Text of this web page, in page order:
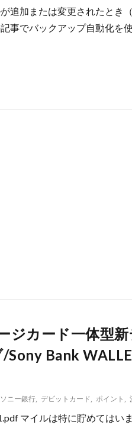
追加または変更されたとき
事でバックアップ自動化を
ジカード一体型
Sony Bank
ソニー銀行 デビットカード ポイント
マイルは特に貯めてはい